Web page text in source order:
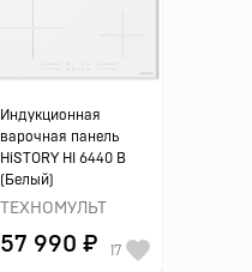
Индукционная
варочная панель
HiSTORY HI 6440 B
(Белый)
ТЕХНОМУЛЬТ
57 990 ₽ 17